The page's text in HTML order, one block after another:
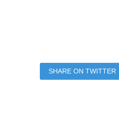
SHARE ON TWITTER